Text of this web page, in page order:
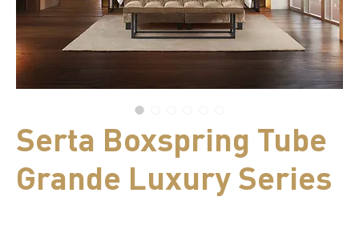
Serta Boxspring Tube
Grande Luxury Series